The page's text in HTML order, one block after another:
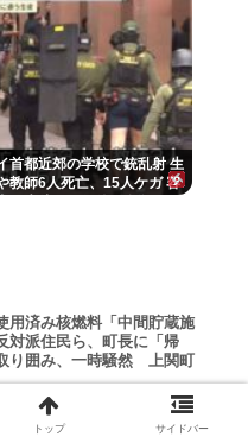
首都近郊の学校で銃乱射 生
教師6人死亡、15人ケガ 容
用済み核燃料「中間貯蔵施
対派住民ら、町長に「帰
り囲み、一時騒然 上関町
トップ サイドバー